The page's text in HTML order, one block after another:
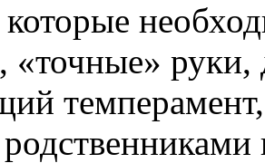
которые
«точные»